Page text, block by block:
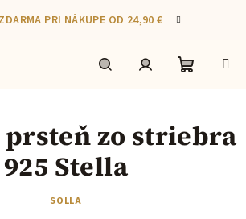
PRI NÁKUPE OD 24,90 €
košík
prsteň zo striebra
925 Stella
SOLLA